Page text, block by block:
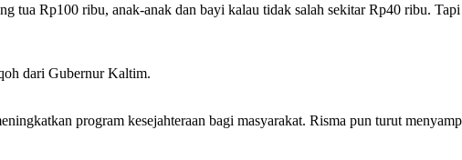
tua Rp100 ribu, anak-anak dan bayi kalau tidak salah sekitar Rp40 ribu.
dari Gubernur Kaltim.
program kesejahteraan bagi masyarakat. Risma pun turut